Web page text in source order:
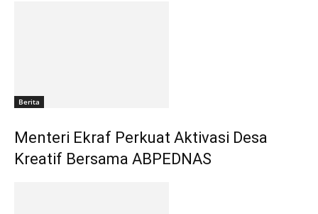
Berita
Menteri Ekraf Perkuat Aktivasi Desa
Kreatif Bersama ABPEDNAS